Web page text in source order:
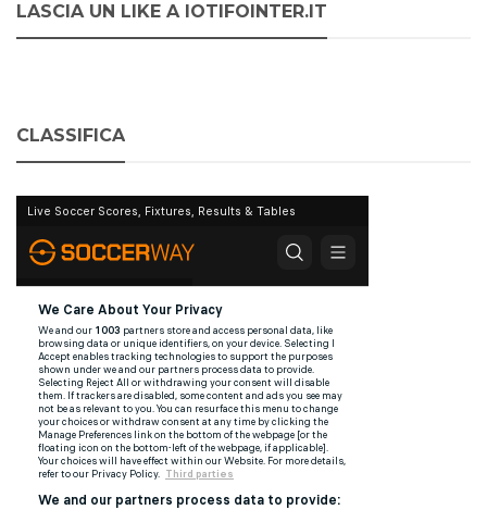
LASCIA UN LIKE A IOTIFOINTER.IT
CLASSIFICA